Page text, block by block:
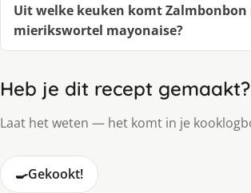
Uit welke keuken komt Zalmbonbon
mierikswortel mayonaise?
Heb je dit recept gemaakt?
Laat het weten — het komt in je
🍳Gekookt!